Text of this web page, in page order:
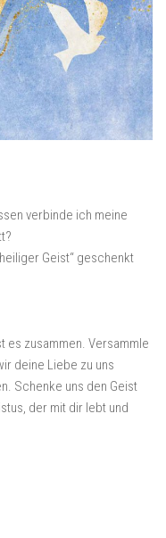
verbinde ich meine
Geist“ geschenkt
es zusammen. Versammle
deine Liebe zu uns
Schenke uns den Geist
der mit dir lebt und